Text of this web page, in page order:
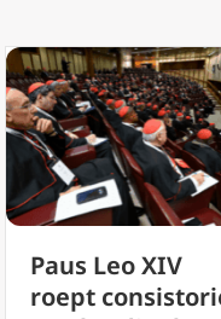
Pausbezoek naar
Kameroen zet